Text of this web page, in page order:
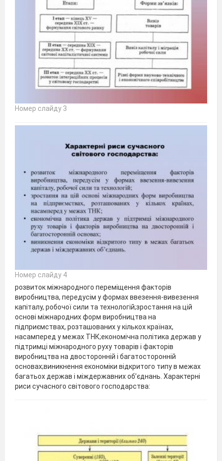
Номер слайду 3
Номер слайду 4
розвиток міжнародного переміщення факторів
виробництва, передусім у формах ввезення-вивезення
капіталу, робочої сили та технологій;зростання на цій
основі міжнародних форм виробництва на
підприємствах, розташованих у кількох країнах,
насамперед у межах ТНК;економічна політика держав у
підтримці міжнародного руху товарів і факторів
виробництва на двосторонній і багатосторонній
основах;виникнення економіки відкритого типу в межах
багатьох держав і міждержавних об’єднань. Характерні
риси сучасного світового господарства: